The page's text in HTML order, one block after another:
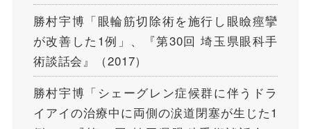
勝村宇博「眼輪筋切除術を施行し眼瞼痙攣
が改善した1例」、『第30回 埼玉県眼科手
術談話会』（2017）
勝村宇博「シェーグレン症候群に伴うドラ
イアイの治療中に両側の涙道閉塞が生じた1